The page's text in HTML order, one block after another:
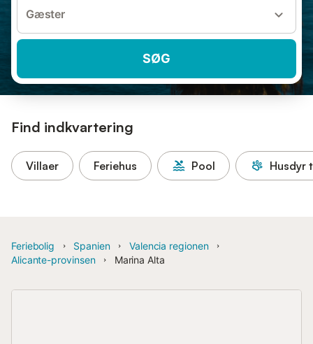
Gæster
SØG
Find indkvartering
Villaer Feriehus Pool Husdyr
Feriebolig Spanien
Valencia regionen
Alicante-provinsen
Marina Alta